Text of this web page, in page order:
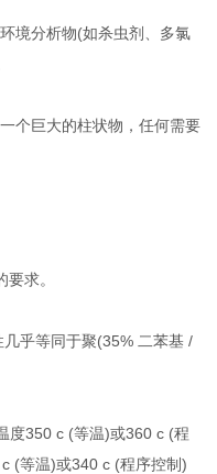
分析物(如杀虫剂、多氯
巨大的柱状物，任何需要
求。
乎等同于聚(35% 二苯基 /
350 c (等温)或360 c (程
(等温)或340 c (程序控制)